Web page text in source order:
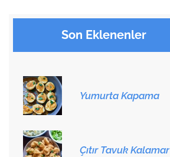
Son Eklenenler
Yumurta Kapama
Çıtır Tavuk Kalamar